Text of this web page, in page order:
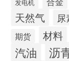
发电机
天然气 尿
期货 材料
汽油 沥